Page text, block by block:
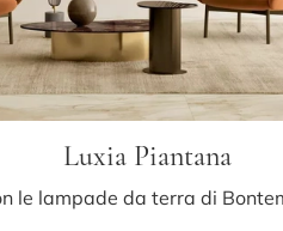
Luxia Piantana